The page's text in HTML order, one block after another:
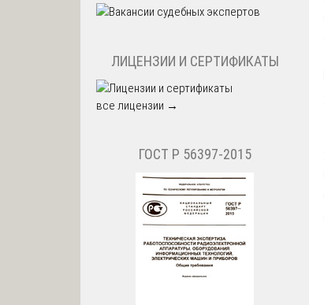
ЛИЦЕНЗИИ И СЕРТИФИКАТЫ
все лицензии →
ГОСТ Р 56397-2015